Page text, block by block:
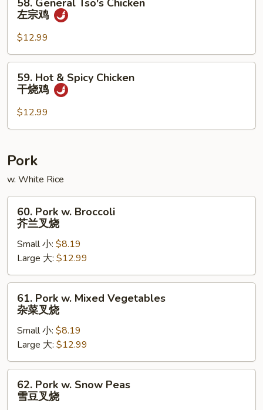
General
Tso's
Chicken
左
宗
58. General Tso's Chicken
左宗鸡
$12.99
Hot
Spicy
Chicken
烧
鸡
59. Hot & Spicy Chicken
干烧鸡
$12.99
Pork
w. White Rice
Pork
Broccoli
兰
叉
60. Pork w. Broccoli
芥兰叉烧
Small 小: $8.19
Large 大: $12.99
Pork
Mixed
Vegetables
杂
菜
61. Pork w. Mixed Vegetables
杂菜叉烧
Small 小: $8.19
Large 大: $12.99
Pork
62. Pork w. Snow Peas
雪豆叉烧